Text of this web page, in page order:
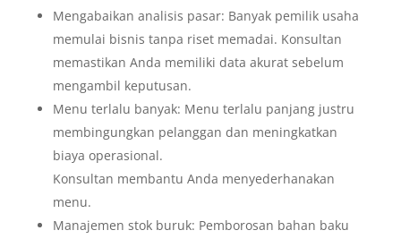
Mengabaikan analisis pasar: Banyak pemilik usaha
memulai bisnis tanpa riset memadai. Konsultan
memastikan Anda memiliki data akurat sebelum
mengambil keputusan.
Menu terlalu banyak: Menu terlalu panjang justru
membingungkan pelanggan dan meningkatkan
biaya operasional.
Konsultan membantu Anda menyederhanakan
menu.
Manajemen stok buruk: Pemborosan bahan baku